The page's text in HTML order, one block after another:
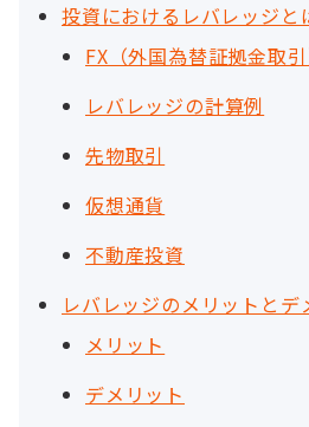
投資におけるレバレッジと
FX（外国為替証拠金取引
レバレッジの計算例
先物取引
仮想通貨
不動産投資
レバレッジのメリットとデ
メリット
デメリット